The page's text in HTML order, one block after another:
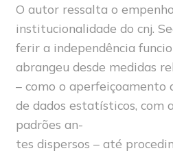
O autor ressalta o
institucionalidade do cnj.
ferir a independência
abrangeu desde medidas
– como o aperfeiçoamento
de dados estatísticos, com
padrões an-
tes dispersos – até